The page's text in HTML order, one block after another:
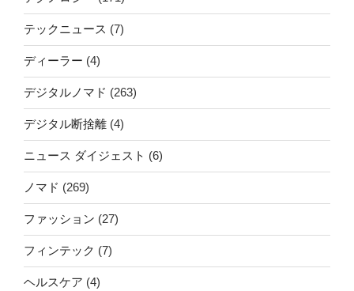
テックニュース (7)
ディーラー (4)
デジタルノマド (263)
デジタル断捨離 (4)
ニュース ダイジェスト (6)
ノマド (269)
ファッション (27)
フィンテック (7)
ヘルスケア (4)